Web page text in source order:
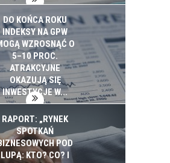
DO KOŃCA ROKU
INDEKSY NA GPW
WZROSNĄĆ O
5–10 PROC.
ATRAKCYJNE
OKAZUJĄ SIĘ
INWESTYCJE W...
RAPORT: „RYNEK
SPOTKAŃ
POD
LUPĄ: KTO? CO? I